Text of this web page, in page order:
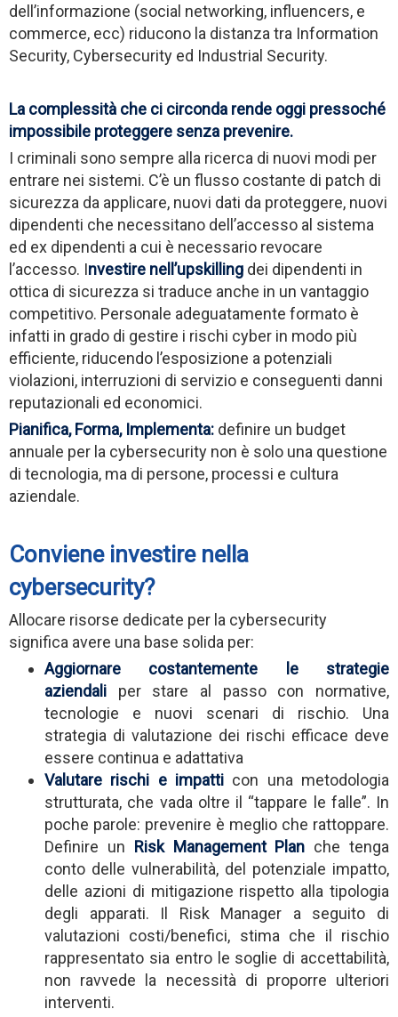
dell’informazione (social networking, influencers, e
commerce, ecc) riducono la distanza tra Information
Security, Cybersecurity ed Industrial Security.
La complessità che ci circonda rende oggi pressoché
impossibile proteggere senza prevenire.
I criminali sono sempre alla ricerca di nuovi modi per
entrare nei sistemi. C’è un flusso costante di patch di
sicurezza da applicare, nuovi dati da proteggere, nuovi
dipendenti che necessitano dell’accesso al sistema
ed ex dipendenti a cui è necessario revocare
l’accesso. Investire nell’upskilling dei dipendenti in
ottica di sicurezza si traduce anche in un vantaggio
competitivo. Personale adeguatamente formato è
infatti in grado di gestire i rischi cyber in modo più
efficiente, riducendo l’esposizione a potenziali
violazioni, interruzioni di servizio e conseguenti danni
reputazionali ed economici.
Pianifica, Forma, Implementa: definire un budget
annuale per la cybersecurity non è solo una questione
di tecnologia, ma di persone, processi e cultura
aziendale.
Conviene investire nella
cybersecurity?
Allocare risorse dedicate per la cybersecurity
significa avere una base solida per:
Aggiornare costantemente le strategie
aziendali per stare al passo con normative,
tecnologie e nuovi scenari di rischio. Una
strategia di valutazione dei rischi efficace deve
essere continua e adattativa
Valutare rischi e impatti con una metodologia
strutturata, che vada oltre il “tappare le falle”. In
poche parole: prevenire è meglio che rattoppare.
Definire un Risk Management Plan che tenga
conto delle vulnerabilità, del potenziale impatto,
delle azioni di mitigazione rispetto alla tipologia
degli apparati. Il Risk Manager a seguito di
valutazioni costi/benefici, stima che il rischio
rappresentato sia entro le soglie di accettabilità,
non ravvede la necessità di proporre ulteriori
interventi.